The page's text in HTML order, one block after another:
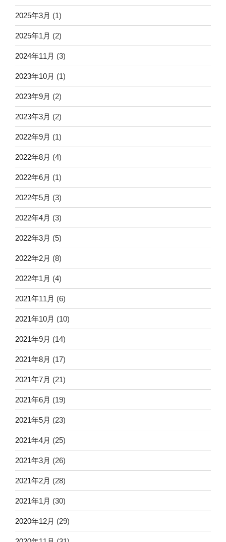
2025年3月 (1)
2025年1月 (2)
2024年11月 (3)
2023年10月 (1)
2023年9月 (2)
2023年3月 (2)
2022年9月 (1)
2022年8月 (4)
2022年6月 (1)
2022年5月 (3)
2022年4月 (3)
2022年3月 (5)
2022年2月 (8)
2022年1月 (4)
2021年11月 (6)
2021年10月 (10)
2021年9月 (14)
2021年8月 (17)
2021年7月 (21)
2021年6月 (19)
2021年5月 (23)
2021年4月 (25)
2021年3月 (26)
2021年2月 (28)
2021年1月 (30)
2020年12月 (29)